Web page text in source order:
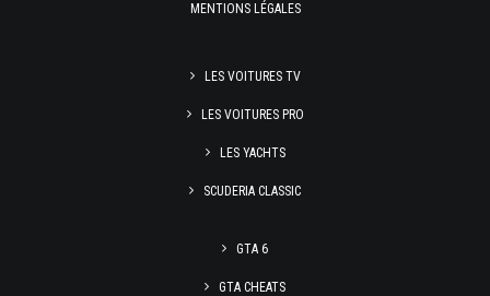
MENTIONS LÉGALES
LES VOITURES TV
LES VOITURES PRO
LES YACHTS
SCUDERIA CLASSIC
GTA 6
GTA CHEATS